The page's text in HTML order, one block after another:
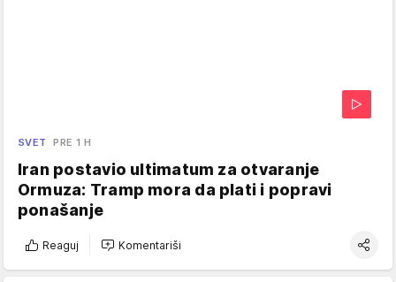
SVET PRE 1 H
Iran postavio ultimatum za otvaranje
Ormuza: Tramp mora da plati i popravi
ponašanje
Reaguj Komentariši